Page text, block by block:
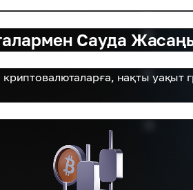
Сауда
нақты уақыт